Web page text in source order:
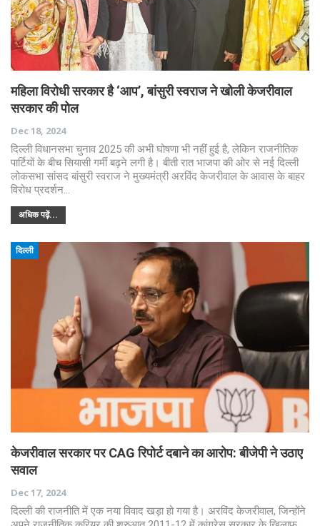
महिला विरोधी सरकार है ‘आप’, बांसुरी स्वराज ने खोली केजरीवाल
सरकार की पोल
Dec 18, 2024
दिल्ली विधानसभा चुनाव 2025 की अभी घोषणा भी नहीं हुई है, लेकिन राजनीतिक
पार्टियों के बीच सियासी गर्मी बढ़ने लगी है। बीती रात भाजपा की ओर से नई दिल्ली
लोकसभा सांसद बांसुरी स्वराज ने मुख्यमंत्री अरविंद केजरीवाल के आवास के बाहर
विरोध प्रदर्शन…
अधिक पढ़ें...
दिल्ली
केजरीवाल सरकार पर CAG रिपोर्ट दबाने का आरोप: बीजेपी ने उठाए
सवाल
Dec 17, 2024
दिल्ली की राजनीति में एक नया विवाद खड़ा हो गया है। अरविंद केजरीवाल, जिन्होंने